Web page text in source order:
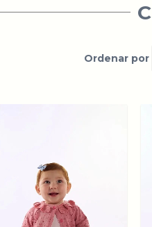
Ordenar por